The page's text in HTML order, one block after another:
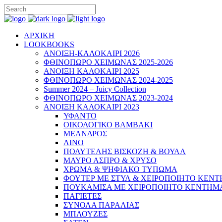
ΑΡΧΙΚΗ
LOOKBOOKS
ΑΝΟΙΞΗ-ΚΑΛΟΚΑΙΡΙ 2026
ΦΘΙΝΟΠΩΡΟ ΧΕΙΜΩΝΑΣ 2025-2026
ΑΝΟΙΞΗ ΚΑΛΟΚΑΙΡΙ 2025
ΦΘΙΝΟΠΩΡΟ ΧΕΙΜΩΝΑΣ 2024-2025
Summer 2024 – Juicy Collection
ΦΘΙΝΟΠΩΡΟ ΧΕΙΜΩΝΑΣ 2023-2024
ΑΝΟΙΞΗ ΚΑΛΟΚΑΙΡΙ 2023
ΥΦΑΝΤΟ
ΟΙΚΟΛΟΓΙΚΟ ΒΑΜΒΑΚΙ
ΜΕΑΝΔΡΟΣ
ΛΙΝΟ
ΠΟΛΥΤΕΛΗΣ ΒΙΣΚΟΖΗ & ΒΟΥΑΛ
ΜΑΥΡΟ ΑΣΠΡΟ & ΧΡΥΣΟ
ΧΡΩΜΑ & ΨΗΦΙΑΚΟ ΤΥΠΩΜΑ
ΦΟΥΤΕΡ ΜΕ ΣΤΥΛ & ΧΕΙΡΟΠΟΙΗΤΟ
ΠΟΥΚΑΜΙΣΑ ΜΕ ΧΕΙΡΟΠΟΙΗΤΟ
ΠΑΓΙΕΤΕΣ
ΣΥΝΟΛΑ ΠΑΡΑΛΙΑΣ
ΜΠΛΟΥΖΕΣ